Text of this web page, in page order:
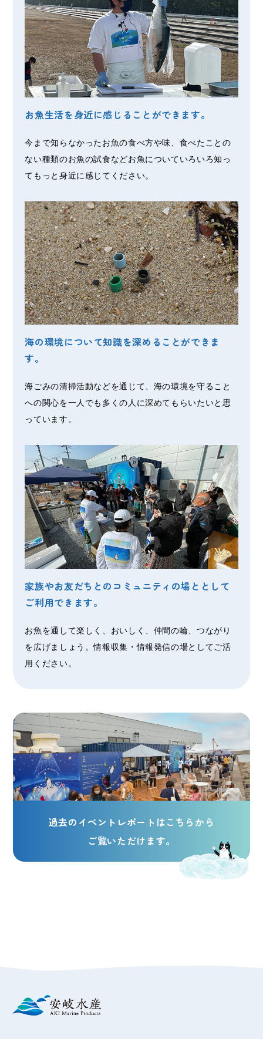
お魚生活を身近に感じることができます。
今まで知らなかったお魚の食べ方や味、食べたことの
ない種類のお魚の試食などお魚についていろいろ知っ
てもっと身近に感じてください。
海の環境について知識を深めることができま
す。
海ごみの清掃活動などを通じて、海の環境を守ること
への関心を一人でも多くの人に深めてもらいたいと思
っています。
家族やお友だちとのコミュニティの場ととして
ご利用できます。
お魚を通して楽しく、おいしく、仲間の輪、つながり
を広げましょう。情報収集・情報発信の場としてご活
用ください。
過去のイベントレポートはこちらから
ご覧いただけます。